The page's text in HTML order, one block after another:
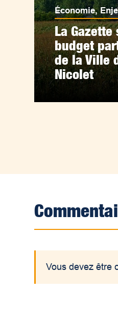
Économie,
La
budget
de la Ville
Nicolet
Vous devez être